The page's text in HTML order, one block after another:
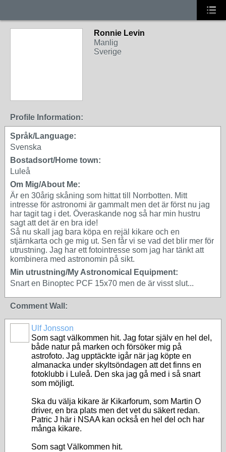
Ronnie Levin
Manlig
Sverige
Profile Information:
Språk/Language:
Svenska
Bostadsort/Home town:
Luleå
Om Mig/About Me:
Är en 30årig skåning som hittat till Norrbotten. Mitt
intresse för astronomi är gammalt men det är först nu jag
har tagit tag i det. Överaskande nog så har min hustru
sagt att det är en bra ide!
Så nu skall jag bara köpa en rejäl kikare och en
stjärnkarta och ge mig ut. Sen får vi se vad det blir mer för
utrustning. Jag har ett fotointresse som jag har tänkt att
kombinera med astronomin på sikt.
Min utrustning/My Astronomical Equipment:
Snart en Binoptec PCF 15x70 men de är visst slut...
Comment Wall:
Ulf Jonsson
Som sagt välkommen hit. Jag fotar själv en hel del,
både natur på marken och försöker mig på
astrofoto. Jag upptäckte igår när jag köpte en
almanacka under skyltsöndagen att det finns en
fotoklubb i Luleå. Den ska jag gå med i så snart
som möjligt.
Ska du välja kikare är Kikarforum, som Martin O
driver, en bra plats men det vet du säkert redan.
Patric J här i NSAA kan också en hel del och har
många kikare.
Som sagt Välkommen hit.